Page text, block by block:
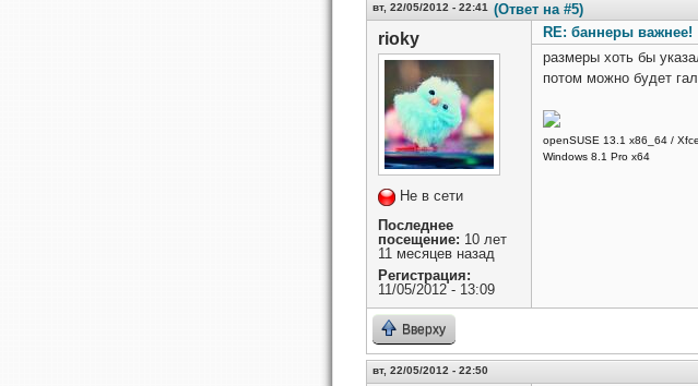
вт, 22/05/2012 - 22:41 (Ответ на #5)
rioky
Не в сети
Последнее
посещение: 10 лет
11 месяцев назад
Регистрация:
11/05/2012 - 13:09
RE: баннеры важнее!
размеры хоть бы
потом можно будет
openSUSE 13.1 x86_64 /
Windows 8.1 Pro x64
Вверху
вт, 22/05/2012 - 22:50